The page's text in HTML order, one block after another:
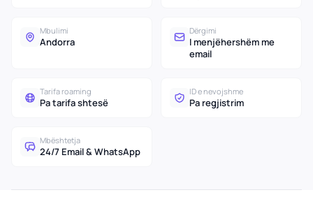
Mbulimi
Andorra
Dërgimi
I menjëhershëm me
email
Tarifa roaming
Pa tarifa shtesë
ID e nevojshme
Pa regjistrim
Mbështetja
24/7 Email & WhatsApp